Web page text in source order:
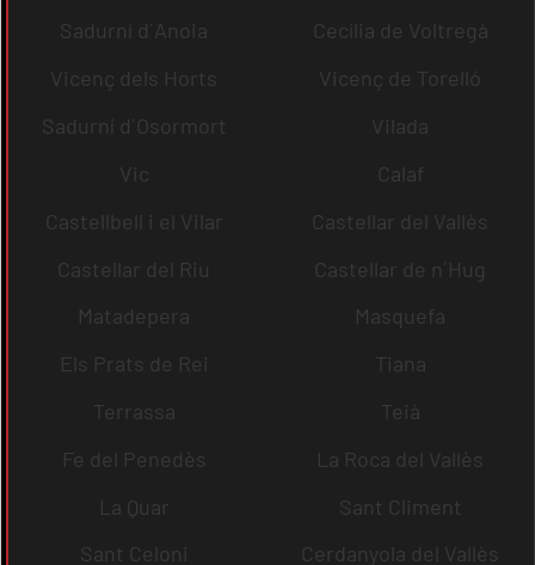
Sadurní d´Anoia
Cecília de Voltregà
Vicenç dels Horts
Vicenç de Torelló
Sadurní d´Osormort
Vilada
Vic
Calaf
Castellbell i el Vilar
Castellar del Vallès
Castellar del Riu
Castellar de n´Hug
Matadepera
Masquefa
Els Prats de Rei
Tiana
Terrassa
Teià
Fe del Penedès
La Roca del Vallès
La Quar
Sant Climent
Sant Celoni
Cerdanyola del Vallès